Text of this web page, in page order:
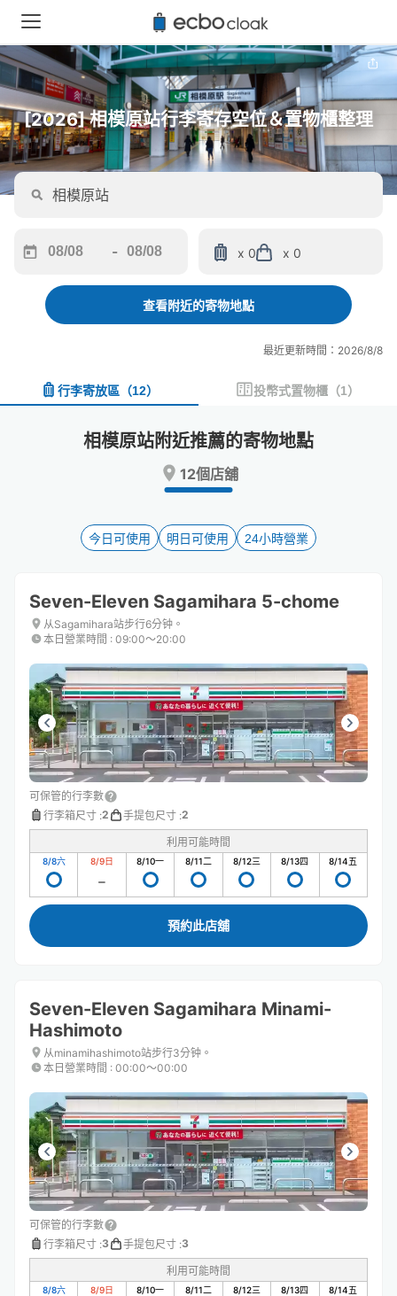
[2026] 相模原站行李寄存空位＆置物櫃整理
forward
interact
and
keyboard
shortcuts
for
changing
dates.
-
backward
interact
and
a
date.
key
to
keyboard
shortcuts
for
changing
dates.
x 0 x 0
查看附近的寄物地點
最近更新時間：2026/8/8
行李寄放區 （12） 投幣式置物櫃 （1）
相模原站附近推薦的寄物地點
12個店舖
今日可使用 明日可使用 24小時營業
Seven-Eleven Sagamihara 5-chome
从Sagamihara站步行6分钟。
本日營業時間 : 09:00〜20:00
可保管的行李數
行李箱尺寸 :2 手提包尺寸 :2
利用可能時間
8/8六 8/9日 8/10一 8/11二 8/12三 8/13四 8/14五
預約此店舖
Seven-Eleven Sagamihara Minami-
Hashimoto
从minamihashimoto站步行3分钟。
本日營業時間 : 00:00〜00:00
可保管的行李數
行李箱尺寸 :3 手提包尺寸 :3
利用可能時間
8/8六 8/9日 8/10一 8/11二 8/12三 8/13四 8/14五